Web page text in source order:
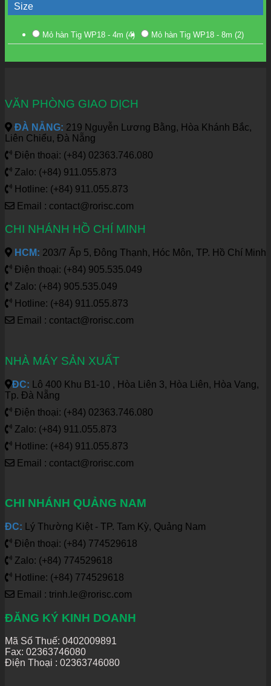
Size
Mỏ hàn Tig WP18 - 4m (4) Mỏ hàn Tig WP18 - 8m (2)
VĂN PHÒNG GIAO DỊCH
ĐÀ NẴNG: 219 Nguyễn Lương Bằng, Hòa Khánh Bắc,
Liên Chiểu, Đà Nẵng
Điện thoại: (+84) 02363.746.080
Zalo: (+84) 911.055.873
Hotline: (+84) 911.055.873
Email : contact@rorisc.com
CHI NHÁNH HỒ CHÍ MINH
HCM: 203/7 Ấp 5, Đông Thạnh, Hóc Môn, TP. Hồ Chí Minh
Điện thoại: (+84) 905.535.049
Zalo: (+84) 905.535.049
Hotline: (+84) 911.055.873
Email : contact@rorisc.com
NHÀ MÁY SẢN XUẤT
ĐC: Lô 400 Khu B1-10 , Hòa Liên 3, Hòa Liên, Hòa Vang,
Tp. Đà Nẵng
Điện thoại: (+84) 02363.746.080
Zalo: (+84) 911.055.873
Hotline: (+84) 911.055.873
Email : contact@rorisc.com
CHI NHÁNH QUẢNG NAM
ĐC: Lý Thường Kiệt - TP. Tam Kỳ, Quảng Nam
Điện thoại: (+84) 774529618
Zalo: (+84) 774529618
Hotline: (+84) 774529618
Email : trinh.le@rorisc.com
ĐĂNG KÝ KINH DOANH
Mã Số Thuế: 0402009891
Fax: 02363746080
Điện Thoại : 02363746080